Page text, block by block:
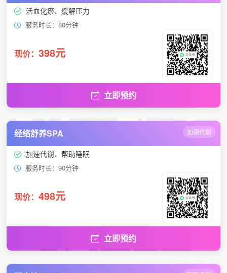
活血化瘀、缓解压力
服务时长：80分钟
现价： 398元
立即预约
经络舒养SPA 加速代谢
加速代谢、帮助睡眠
服务时长：90分钟
现价： 498元
立即预约